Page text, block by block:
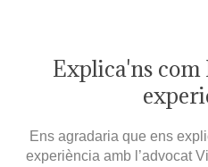
Explica'ns com
Ens agradaria que ens
experiència amb l’advocat